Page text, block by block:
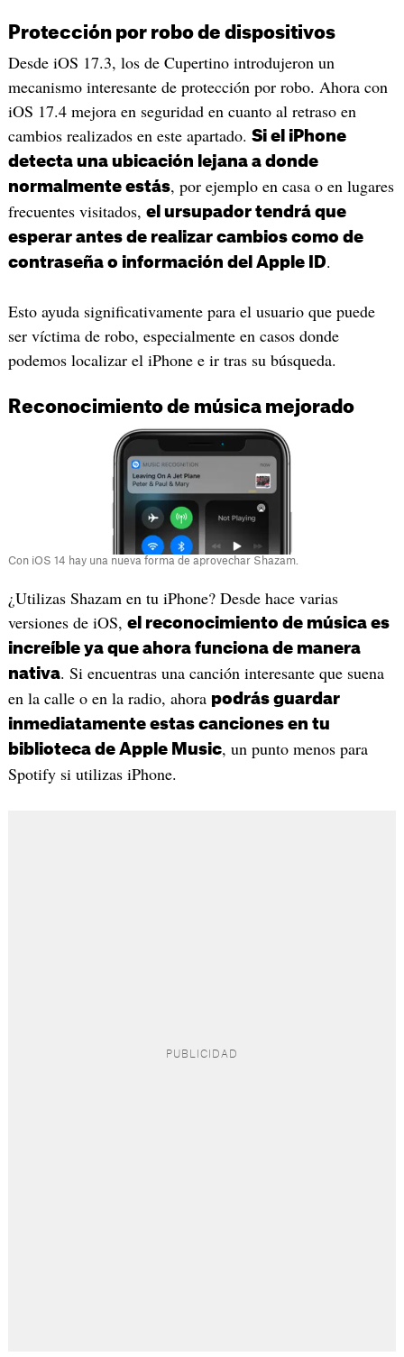
Protección por robo de dispositivos
Desde iOS 17.3, los de Cupertino introdujeron un
mecanismo interesante de protección por robo. Ahora con
iOS 17.4 mejora en seguridad en cuanto al retraso en
cambios realizados en este apartado. Si el iPhone
detecta una ubicación lejana a donde
normalmente estás, por ejemplo en casa o en lugares
frecuentes visitados, el ursupador tendrá que
esperar antes de realizar cambios como de
contraseña o información del Apple ID.
Esto ayuda significativamente para el usuario que puede
ser víctima de robo, especialmente en casos donde
podemos localizar el iPhone e ir tras su búsqueda.
Reconocimiento de música mejorado
Con iOS 14 hay una nueva forma de aprovechar Shazam.
¿Utilizas Shazam en tu iPhone? Desde hace varias
versiones de iOS, el reconocimiento de música es
increíble ya que ahora funciona de manera
nativa. Si encuentras una canción interesante que suena
en la calle o en la radio, ahora podrás guardar
inmediatamente estas canciones en tu
biblioteca de Apple Music, un punto menos para
Spotify si utilizas iPhone.